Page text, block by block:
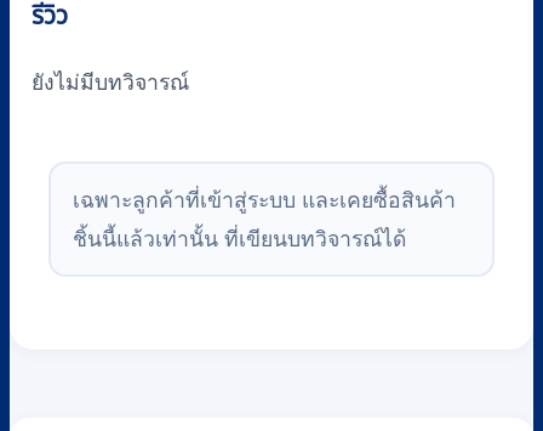
รีวิว
ยังไม่มีบทวิจารณ์
เฉพาะลูกค้าที่เข้าสู่ระบบ และเคยซื้อสินค้า
ชิ้นนี้แล้วเท่านั้น ที่เขียนบทวิจารณ์ได้